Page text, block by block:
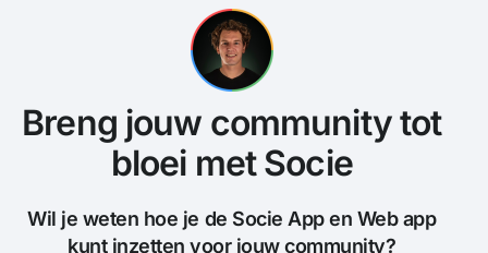
Breng jouw community tot
bloei met Socie
Wil je weten hoe je de Socie App en Web app
kunt inzetten voor jouw community?